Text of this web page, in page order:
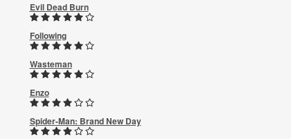
Evil Dead Burn
Following
Wasteman
Enzo
Spider-Man: Brand New Day